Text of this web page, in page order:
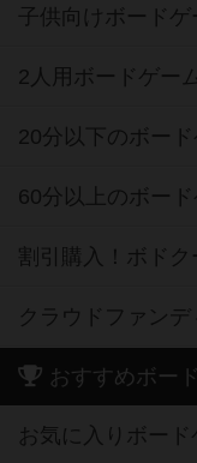
子供向けボード
2人用ボードゲー
20分以下のボー
60分以上のボー
割引購入！ボドク
クラウドファン
おすすめボー
お気に入りボー